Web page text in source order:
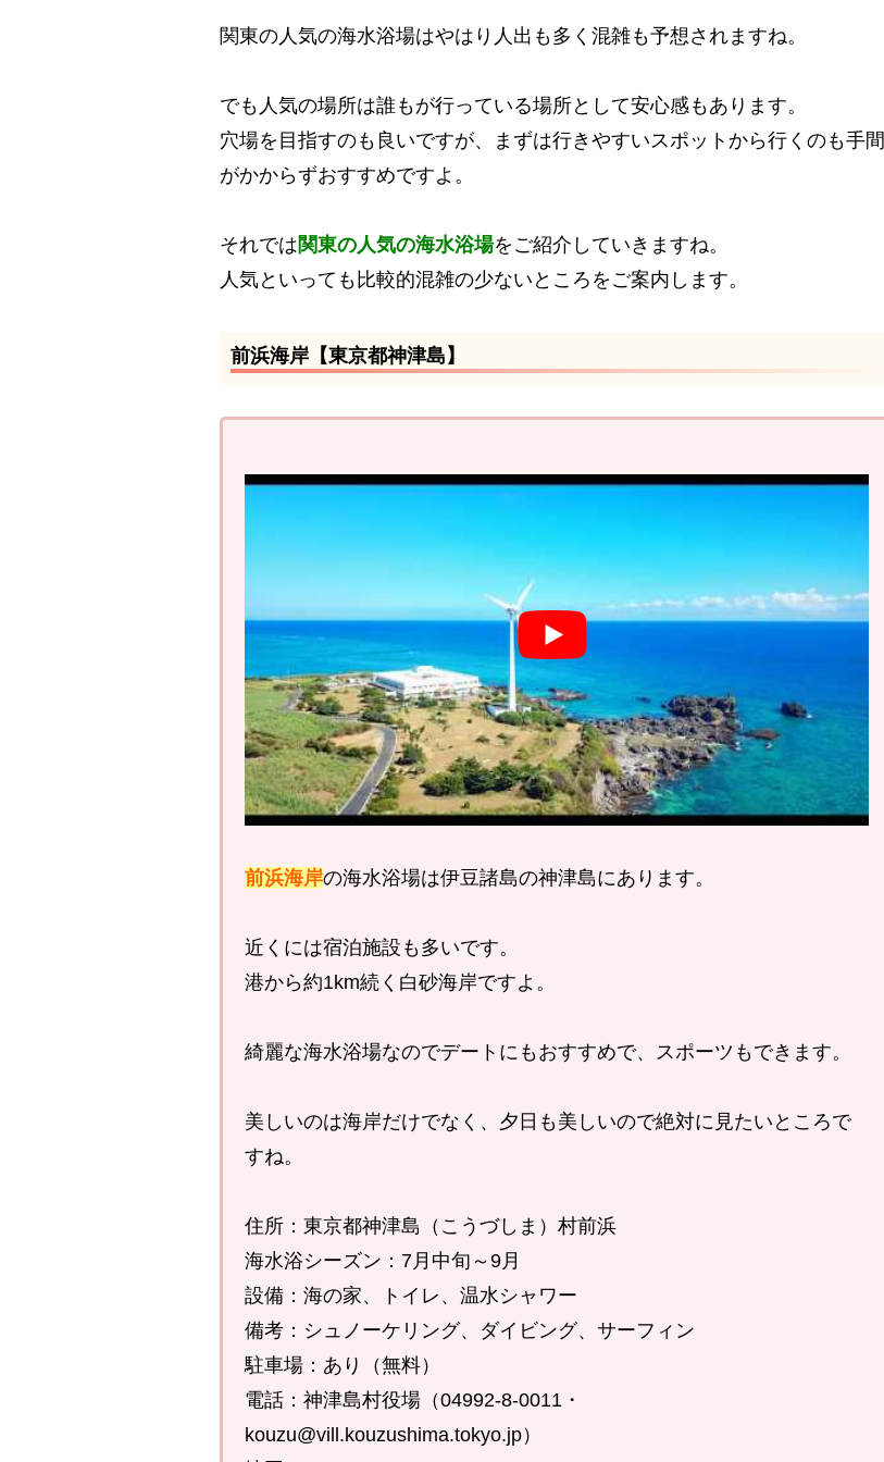
関東の人気の海水浴場はやはり人出も多く混雑も予想されますね。
でも人気の場所は誰もが行っている場所として安心感もあります。
穴場を目指すのも良いですが、まずは行きやすいスポットから行くのも手間
がかからずおすすめですよ。
それでは関東の人気の海水浴場をご紹介していきますね。
人気といっても比較的混雑の少ないところをご案内します。
前浜海岸【東京都神津島】
前浜海岸の海水浴場は伊豆諸島の神津島にあります。
近くには宿泊施設も多いです。
港から約1km続く白砂海岸ですよ。
綺麗な海水浴場なのでデートにもおすすめで、スポーツもできます。
美しいのは海岸だけでなく、夕日も美しいので絶対に見たいところで
すね。
住所：東京都神津島（こうづしま）村前浜
海水浴シーズン：7月中旬～9月
設備：海の家、トイレ、温水シャワー
備考：シュノーケリング、ダイビング、サーフィン
駐車場：あり（無料）
電話：神津島村役場（04992-8-0011・
kouzu@vill.kouzushima.tokyo.jp）